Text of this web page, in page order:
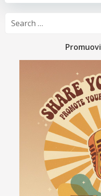
Search